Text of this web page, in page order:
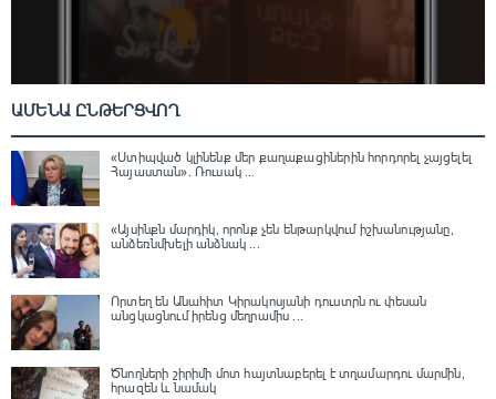
ԱՄԵՆԱ ԸՆԹԵՐՑՎՈՂ
«Ստիպված կլինենք մեր քաղաքացիներին հորդորել չայցելել
Հայաստան»․ Ռուսակ ...
«Այսինքն մարդիկ, որոնք չեն ենթարկվում իշխանությանը,
անձեռնմխելի անձնակ ...
Որտեղ են Անահիտ Կիրակոսյանի դուստրն ու փեսան
անցկացնում իրենց մեղրամիս ...
Ծնողների շիրիմի մոտ հայտնաբերել է տղամարդու մարմին,
հրազեն և նամակ